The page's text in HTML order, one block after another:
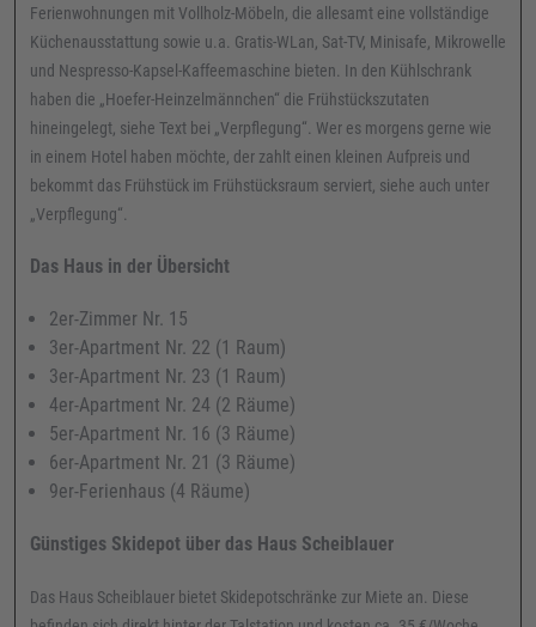
Ferienwohnungen mit Vollholz-Möbeln, die allesamt eine vollständige
Küchenausstattung sowie u.a. Gratis-WLan, Sat-TV, Minisafe, Mikrowelle
und Nespresso-Kapsel-Kaffeemaschine bieten. In den Kühlschrank
haben die „Hoefer-Heinzelmännchen“ die Frühstückszutaten
hineingelegt, siehe Text bei „Verpflegung“. Wer es morgens gerne wie
in einem Hotel haben möchte, der zahlt einen kleinen Aufpreis und
bekommt das Frühstück im Frühstücksraum serviert, siehe auch unter
„Verpflegung“.
Das Haus in der Übersicht
2er-Zimmer Nr. 15
3er-Apartment Nr. 22 (1 Raum)
3er-Apartment Nr. 23 (1 Raum)
4er-Apartment Nr. 24 (2 Räume)
5er-Apartment Nr. 16 (3 Räume)
6er-Apartment Nr. 21 (3 Räume)
9er-Ferienhaus (4 Räume)
Günstiges Skidepot über das Haus Scheiblauer
Das Haus Scheiblauer bietet Skidepotschränke zur Miete an. Diese